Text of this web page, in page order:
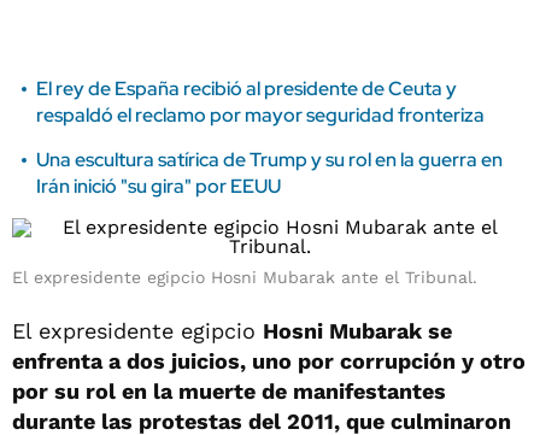
El rey de España recibió al presidente de Ceuta y
respaldó el reclamo por mayor seguridad fronteriza
Una escultura satírica de Trump y su rol en la guerra en
Irán inició "su gira" por EEUU
El expresidente egipcio Hosni Mubarak ante el Tribunal.
El expresidente egipcio Hosni Mubarak se
enfrenta a dos juicios, uno por corrupción y otro
por su rol en la muerte de manifestantes
durante las protestas del 2011, que culminaron